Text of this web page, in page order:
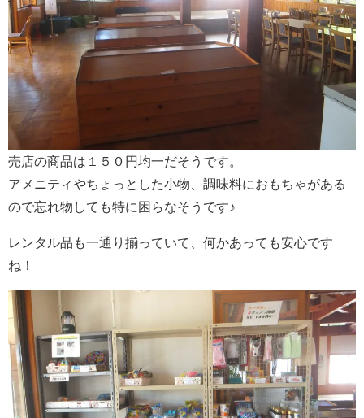
売店の商品は１５０円均一だそうです。
アメニティやちょっとした小物、調味料におもちゃがある
ので忘れ物しても特に困らなそうです♪
レンタル品も一通り揃っていて、何かあっても安心です
ね！